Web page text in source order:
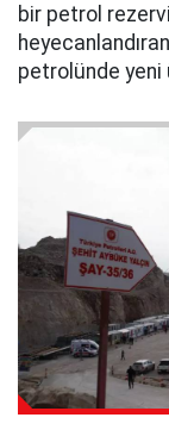
bir petrol
petrolünde yeni